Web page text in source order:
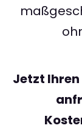
Jetzt